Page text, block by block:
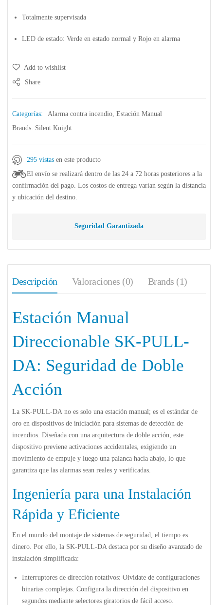
Totalmente supervisada
LED de estado: Verde en estado normal y Rojo en alarma
Add to wishlist
Share
Categorías: Alarma contra incendio Estación Manual
Brands: Silent Knight
295 vistas en este producto
El envío se realizará dentro de las 24 a 72 horas posteriores a la
confirmación del pago. Los costos de entrega varían según la distancia
y ubicación del destino.
Seguridad Garantizada
Descripción Valoraciones (0) Brands (1)
Estación Manual
Direccionable SK-PULL-
DA: Seguridad de Doble
Acción
La SK-PULL-DA no es solo una estación manual; es el estándar de
oro en dispositivos de iniciación para sistemas de detección de
incendios. Diseñada con una arquitectura de doble acción , este
dispositivo previene activaciones accidentales, exigiendo un
movimiento de empuje y luego una palanca hacia abajo, lo que
garantiza que las alarmas sean reales y verificadas.
Ingeniería para una Instalación
Rápida y Eficiente
En el mundo del montaje de sistemas de seguridad, el tiempo es
dinero. Por ello, la SK-PULL-DA destaca por su diseño avanzado de
instalación simplificada:
Interruptores de dirección rotativos: Olvídate de configuraciones
binarias complejas. Configura la dirección del dispositivo en
segundos mediante selectores giratorios de fácil acceso.